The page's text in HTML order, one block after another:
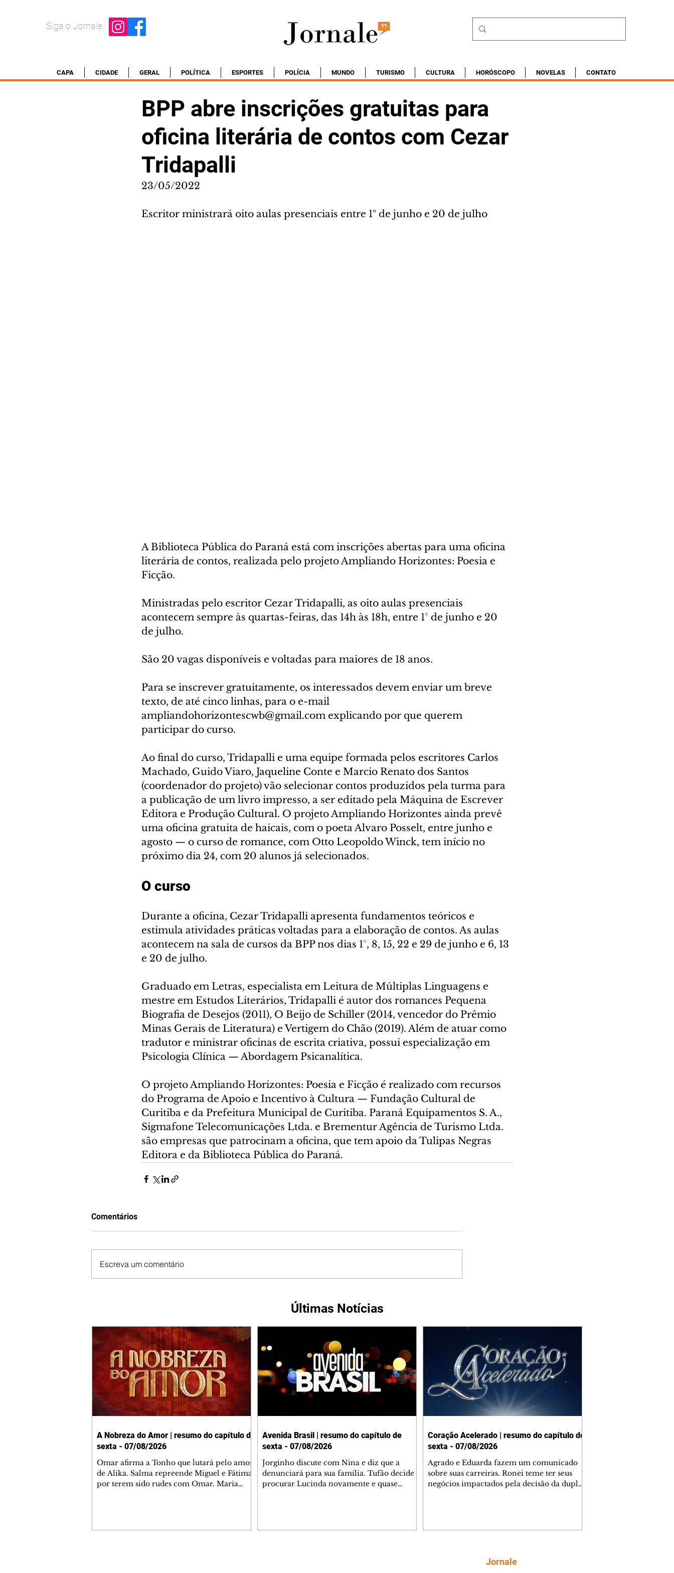
Siga o Jornale
CAPA CIDADE GERAL POLÍTICA ESPORTES POLÍCIA MUNDO TURISMO CULTURA HORÓSCOPO NOVELAS CONTATO
BPP abre inscrições gratuitas para
oficina literária de contos com Cezar
Tridapalli
23/05/2022
Escritor ministrará oito aulas presenciais entre 1º de junho e 20 de julho
A Biblioteca Pública do Paraná está com inscrições abertas para uma oficina
literária de contos, realizada pelo projeto Ampliando Horizontes: Poesia e
Ficção.
Ministradas pelo escritor Cezar Tridapalli, as oito aulas presenciais
acontecem sempre às quartas-feiras, das 14h às 18h, entre 1° de junho e 20
de julho.
São 20 vagas disponíveis e voltadas para maiores de 18 anos.
Para se inscrever gratuitamente, os interessados devem enviar um breve
texto, de até cinco linhas, para o e-mail
ampliandohorizontescwb@gmail.com explicando por que querem
participar do curso.
Ao final do curso, Tridapalli e uma equipe formada pelos escritores Carlos
Machado, Guido Viaro, Jaqueline Conte e Marcio Renato dos Santos
(coordenador do projeto) vão selecionar contos produzidos pela turma para
a publicação de um livro impresso, a ser editado pela Máquina de Escrever
Editora e Produção Cultural. O projeto Ampliando Horizontes ainda prevê
uma oficina gratuita de haicais, com o poeta Alvaro Posselt, entre junho e
agosto — o curso de romance, com Otto Leopoldo Winck, tem início no
próximo dia 24, com 20 alunos já selecionados.
O curso
Durante a oficina, Cezar Tridapalli apresenta fundamentos teóricos e
estimula atividades práticas voltadas para a elaboração de contos. As aulas
acontecem na sala de cursos da BPP nos dias 1°, 8, 15, 22 e 29 de junho e 6, 13
e 20 de julho.
Graduado em Letras, especialista em Leitura de Múltiplas Linguagens e
mestre em Estudos Literários, Tridapalli é autor dos romances Pequena
Biografia de Desejos (2011), O Beijo de Schiller (2014, vencedor do Prêmio
Minas Gerais de Literatura) e Vertigem do Chão (2019). Além de atuar como
tradutor e ministrar oficinas de escrita criativa, possui especialização em
Psicologia Clínica — Abordagem Psicanalítica.
O projeto Ampliando Horizontes: Poesia e Ficção é realizado com recursos
do Programa de Apoio e Incentivo à Cultura — Fundação Cultural de
Curitiba e da Prefeitura Municipal de Curitiba. Paraná Equipamentos S. A.,
Sigmafone Telecomunicações Ltda. e Brementur Agência de Turismo Ltda.
são empresas que patrocinam a oficina, que tem apoio da Tulipas Negras
Editora e da Biblioteca Pública do Paraná.
Comentários
Escreva um comentário
Últimas Notícias
A Nobreza do Amor | resumo do capítulo de
sexta - 07/08/2026
Omar afirma a Tonho que lutará pelo amor
de Alika. Salma repreende Miguel e Fátima
por terem sido rudes com Omar. Maria
Avenida Brasil | resumo do capítulo de
sexta - 07/08/2026
Jorginho discute com Nina e diz que a
denunciará para sua família. Tufão decide
procurar Lucinda novamente e quase
Coração Acelerado | resumo do capítulo de
sexta - 07/08/2026
Agrado e Eduarda fazem um comunicado
sobre suas carreiras. Ronei teme ter seus
negócios impactados pela decisão da dupla.
que se mudará de país, e Eduarda se
preocupa com Sol. Palhares desconfia de
Jornale